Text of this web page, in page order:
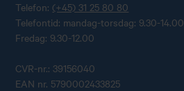
Telefon: (+45) 31 25 80 80
Telefontid: mandag-torsdag: 9.30-14.00
Fredag: 9.30-12.00
CVR-nr.: 39156040
EAN nr. 5790002433825